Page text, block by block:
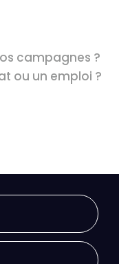
campagnes ?
ou un emploi ?